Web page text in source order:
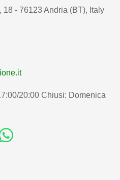
- 76123 Andria (BT), Italy
20:00 Chiusi: Domenica